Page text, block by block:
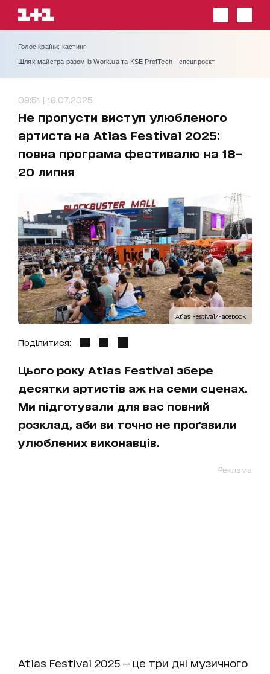
Голос країни: кастинг
Шлях майстра разом із Work.ua та KSE ProfTech - спецпроєкт
09:51 | 16.07.2025
Не пропусти виступ улюбленого
артиста на Atlas Festival 2025:
повна програма фестивалю на 18–
20 липня
Atlas Festival/Facebook
Поділитися:
Цього року Atlas Festival збере
десятки артистів аж на семи сценах.
Ми підготували для вас повний
розклад, аби ви точно не проґавили
улюблених виконавців.
Реклама
Atlas Festival 2025 — це три дні музичного